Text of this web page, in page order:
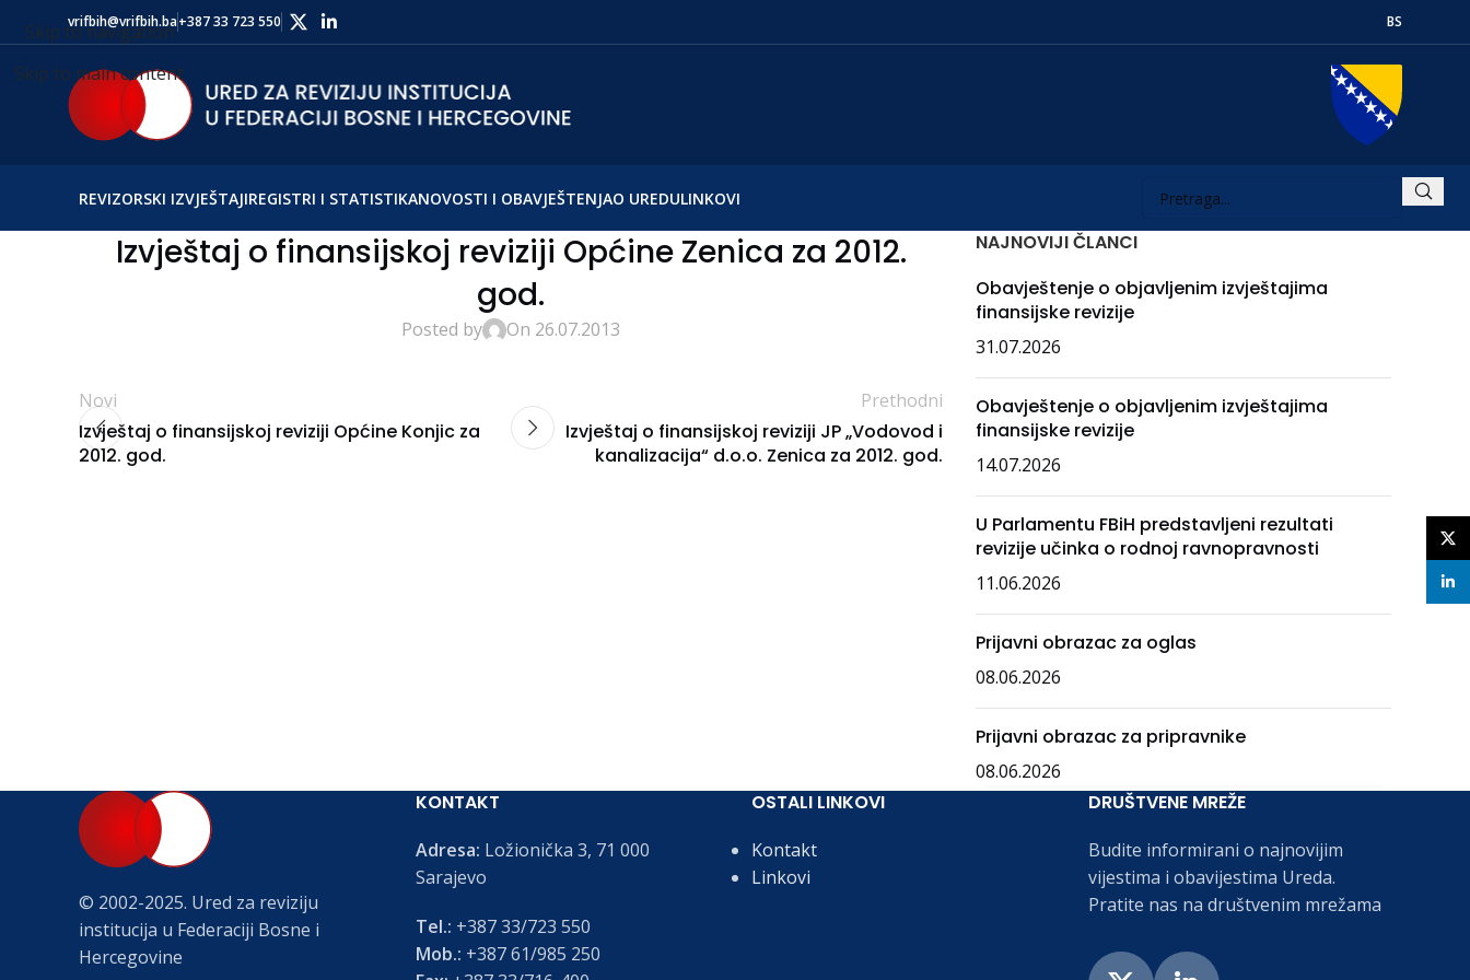
Skip to navigation
Skip to main content
vrifbih@vrifbih.ba+387 33 723 550 BS
REVIZORSKI IZVJEŠTAJIREGISTRI I STATISTIKANOVOSTI I OBAVJEŠTENJAO UREDULINKOVI
Izvještaj o finansijskoj reviziji Općine Zenica za 2012.
god.
Posted by On 26.07.2013
Novi
Izvještaj o finansijskoj reviziji Općine Konjic za
2012. god.
Prethodni
Izvještaj o finansijskoj reviziji JP „Vodovod i
kanalizacija“ d.o.o. Zenica za 2012. god.
NAJNOVIJI ČLANCI
Obavještenje o objavljenim izvještajima
finansijske revizije
31.07.2026
Obavještenje o objavljenim izvještajima
finansijske revizije
14.07.2026
U Parlamentu FBiH predstavljeni rezultati
revizije učinka o rodnoj ravnopravnosti
11.06.2026
Prijavni obrazac za oglas
08.06.2026
Prijavni obrazac za pripravnike
08.06.2026
© 2002-2025. Ured za reviziju
institucija u Federaciji Bosne i
Hercegovine
KONTAKT
Adresa: Ložionička 3, 71 000
Sarajevo
Tel.: +387 33/723 550
Mob.: +387 61/985 250
OSTALI LINKOVI
Kontakt
Linkovi
DRUŠTVENE MREŽE
Budite informirani o najnovijim
vijestima i obavijestima Ureda.
Pratite nas na društvenim mrežama